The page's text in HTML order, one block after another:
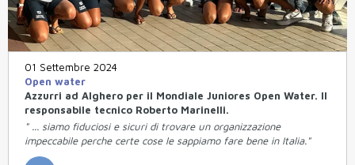
01 Settembre 2024
Open water
Azzurri ad Alghero per il Mondiale Juniores Open Water. Il
responsabile tecnico Roberto Marinelli.
" ... siamo fiduciosi e sicuri di trovare un organizzazione
impeccabile perche certe cose le sappiamo fare bene in Italia."